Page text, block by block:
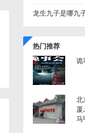
何第二天貂蝉就
龙生九子是哪九
热门推荐
诡
北
厦
马